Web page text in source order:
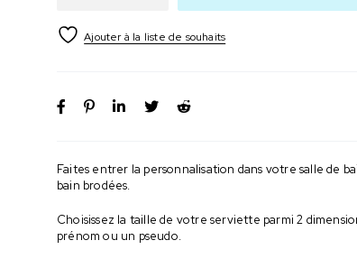
Faites entrer la personnalisation dans votre salle de
bain brodées.
Choisissez la taille de votre serviette parmi 2
prénom ou un pseudo.